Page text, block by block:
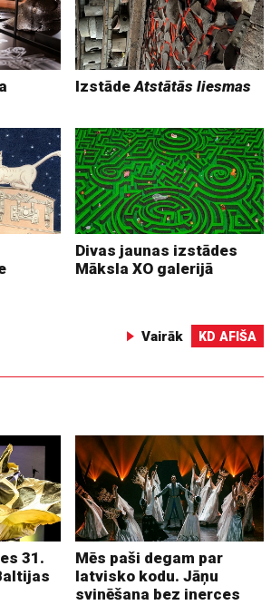
IzstādeAtstātās liesmas
Divas jaunas izstādes
Māksla XO galerijā
Vairāk KD AFIŠA
31.
Mēs paši degam par
latvisko kodu. Jāņu
svinēšana bez inerces